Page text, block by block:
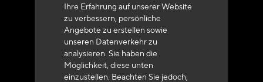
Ihre Erfahrung auf unserer Website
zu verbessern, persönliche
Angebote zu erstellen sowie
unseren Datenverkehr zu
analysieren. Sie haben die
Möglichkeit, diese unten
einzustellen. Beachten Sie jedoch,
Lieferung innerhalb von 48 bis 72 Stunden in
Metropolitan-Frankreich